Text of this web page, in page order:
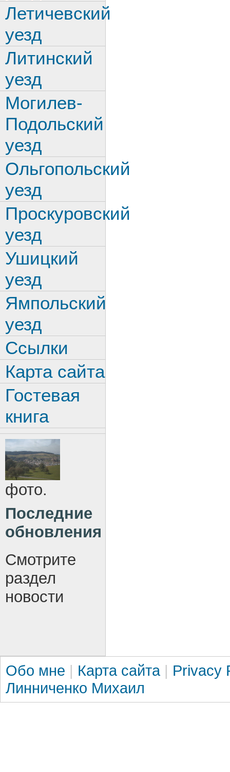
Летичевский
уезд
Литинский
уезд
Могилев-
Подольский
уезд
Ольгопольский
уезд
Проскуровский
уезд
Ушицкий
уезд
Ямпольский
уезд
Ссылки
Карта сайта
Гостевая
книга
фото.
Последние
обновления
Смотрите
раздел
новости
Обо мне | Карта сайта | Privacy
Линниченко Михаил